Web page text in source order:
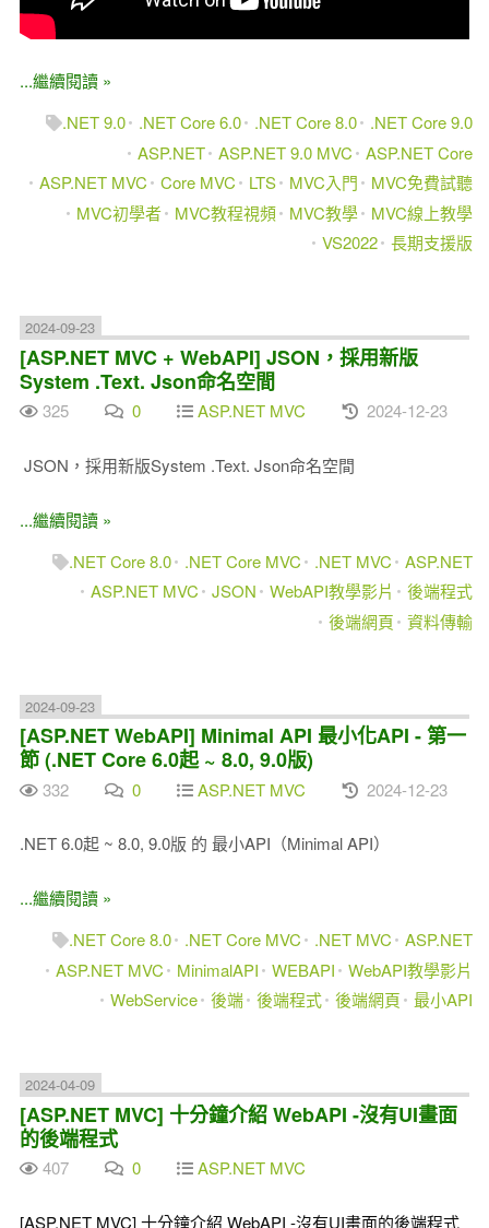
...繼續閱讀 »
.NET 9.0
.NET Core 6.0 .NET Core 8.0
.NET Core 9.0
ASP.NET ASP.NET 9.0 MVC
ASP.NET Core
ASP.NET MVC
Core MVC LTS MVC入門
MVC免費試聽
MVC初學者
MVC教程視頻 MVC教學
MVC線上教學
VS2022 長期支援版
2024-09-23
[ASP.NET MVC + WebAPI] JSON，採用新版
System .Text. Json命名空間
325 0 ASP.NET MVC 2024-12-23
JSON，採用新版System .Text. Json命名空間
...繼續閱讀 »
.NET Core 8.0
.NET Core MVC .NET MVC
ASP.NET
ASP.NET MVC
JSON WebAPI教學影片
後端程式
後端網頁
資料傳輸
2024-09-23
[ASP.NET WebAPI] Minimal API 最小化API - 第一
節 (.NET Core 6.0起 ~ 8.0, 9.0版)
332 0 ASP.NET MVC 2024-12-23
.NET 6.0起 ~ 8.0, 9.0版 的 最小API（Minimal API）
...繼續閱讀 »
.NET Core 8.0
.NET Core MVC .NET MVC
ASP.NET
ASP.NET MVC
MinimalAPI WEBAPI
WebAPI教學影片
WebService 後端 後端程式 後端網頁 最小API
2024-04-09
[ASP.NET MVC] 十分鐘介紹 WebAPI -沒有UI畫面
的後端程式
407 0 ASP.NET MVC
[ASP.NET MVC] 十分鐘介紹 WebAPI -沒有UI畫面的後端程式